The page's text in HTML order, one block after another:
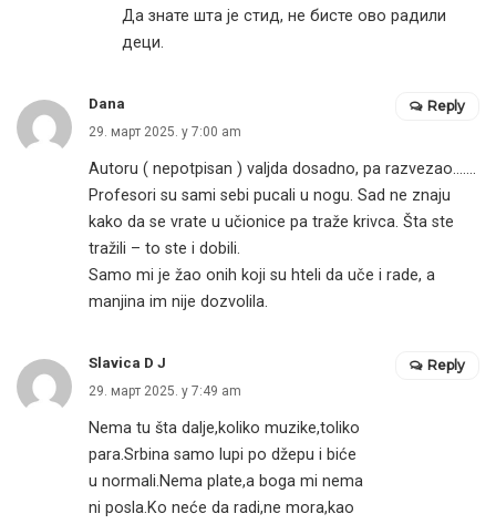
Да знате шта је стид, не бисте ово радили
деци.
Dana
29. март 2025. у 7:00 am
Autoru ( nepotpisan ) valjda dosadno, pa razvezao…….
Profesori su sami sebi pucali u nogu. Sad ne znaju
kako da se vrate u učionice pa traže krivca. Šta ste
tražili – to ste i dobili.
Samo mi je žao onih koji su hteli da uče i rade, a
manjina im nije dozvolila.
Reply
Slavica D J
29. март 2025. у 7:49 am
Nema tu šta dalje,koliko muzike,toliko
para.Srbina samo lupi po džepu i biće
u normali.Nema plate,a boga mi nema
ni posla.Ko neće da radi,ne mora,kao
Reply